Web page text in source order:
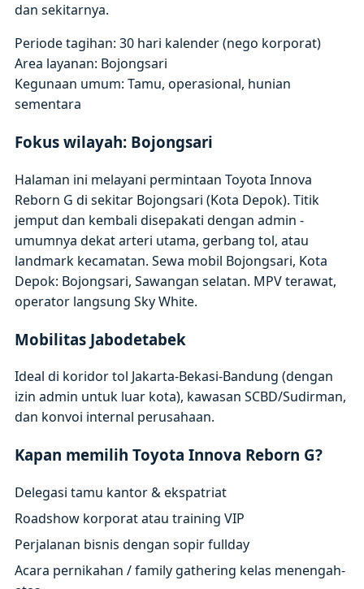
dan sekitarnya.
Periode tagihan: 30 hari kalender (nego korporat)
Area layanan: Bojongsari
Kegunaan umum: Tamu, operasional, hunian
sementara
Fokus wilayah: Bojongsari
Halaman ini melayani permintaan Toyota Innova
Reborn G di sekitar Bojongsari (Kota Depok). Titik
jemput dan kembali disepakati dengan admin -
umumnya dekat arteri utama, gerbang tol, atau
landmark kecamatan. Sewa mobil Bojongsari, Kota
Depok: Bojongsari, Sawangan selatan. MPV terawat,
operator langsung Sky White.
Mobilitas Jabodetabek
Ideal di koridor tol Jakarta-Bekasi-Bandung (dengan
izin admin untuk luar kota), kawasan SCBD/Sudirman,
dan konvoi internal perusahaan.
Kapan memilih Toyota Innova Reborn G?
Delegasi tamu kantor & ekspatriat
Roadshow korporat atau training VIP
Perjalanan bisnis dengan sopir fullday
Acara pernikahan / family gathering kelas menengah-